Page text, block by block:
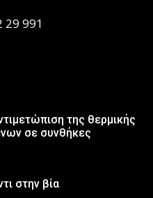
29 991
της θερμικής
σε συνθήκες
στην βία